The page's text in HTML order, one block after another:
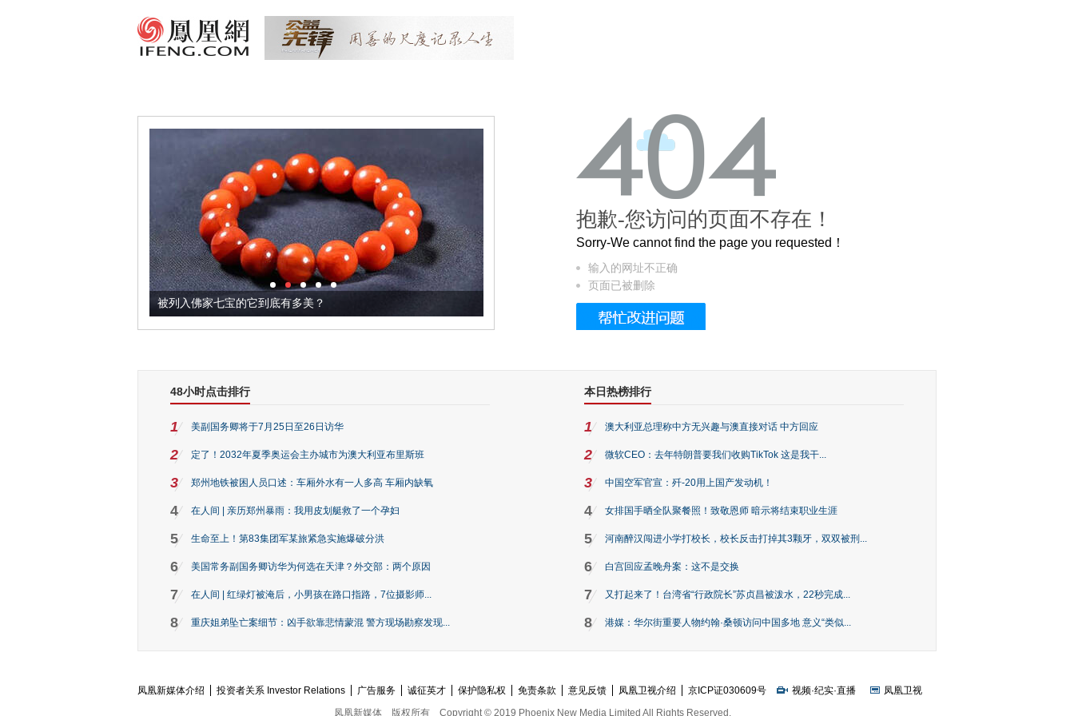
被列入佛家七宝的它到底有多美？ 这个3.2米的长卷，还原了600岁的紫禁城
抱歉-您访问的页面不存在！
Sorry-We cannot find the page you requested！
输入的网址不正确
页面已被删除
48小时点击排行
1 美副国务卿将于7月25日至26日访华
2 定了！2032年夏季奥运会主办城市为澳大利亚布里斯班
3 郑州地铁被困人员口述：车厢外水有一人多高 车厢内缺氧
4 在人间 | 亲历郑州暴雨：我用皮划艇救了一个孕妇
5 生命至上！第83集团军某旅紧急实施爆破分洪
6 美国常务副国务卿访华为何选在天津？外交部：两个原因
7 在人间 | 红绿灯被淹后，小男孩在路口指路，7位摄影师...
8 重庆姐弟坠亡案细节：凶手欲靠悲情蒙混 警方现场勘察发现...
本日热榜排行
1 澳大利亚总理称中方无兴趣与澳直接对话 中方回应
2 微软CEO：去年特朗普要我们收购TikTok 这是我干...
3 中国空军官宣：歼-20用上国产发动机！
4 女排国手晒全队聚餐照！致敬恩师 暗示将结束职业生涯
5 河南醉汉闯进小学打校长，校长反击打掉其3颗牙，双双被刑...
6 白宫回应孟晚舟案：这不是交换
7 又打起来了！台湾省“行政院长”苏贞昌被泼水，22秒完成...
8 港媒：华尔街重要人物约翰·桑顿访问中国多地 意义“类似...
凤凰新媒体介绍 投资者关系 Investor Relations 广告服务 诚征英才 保护隐私权 免责条款 意见反馈 凤凰卫视介绍 京ICP证030609号 视频·纪实·直播
凤凰卫视
凤凰新媒体
版权所有 Copyright © 2019 Phoenix New Media Limited All Rights Reserved.